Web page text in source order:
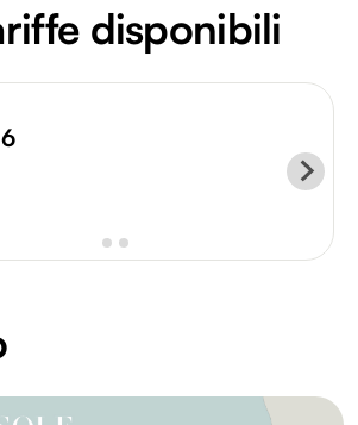
disponibili